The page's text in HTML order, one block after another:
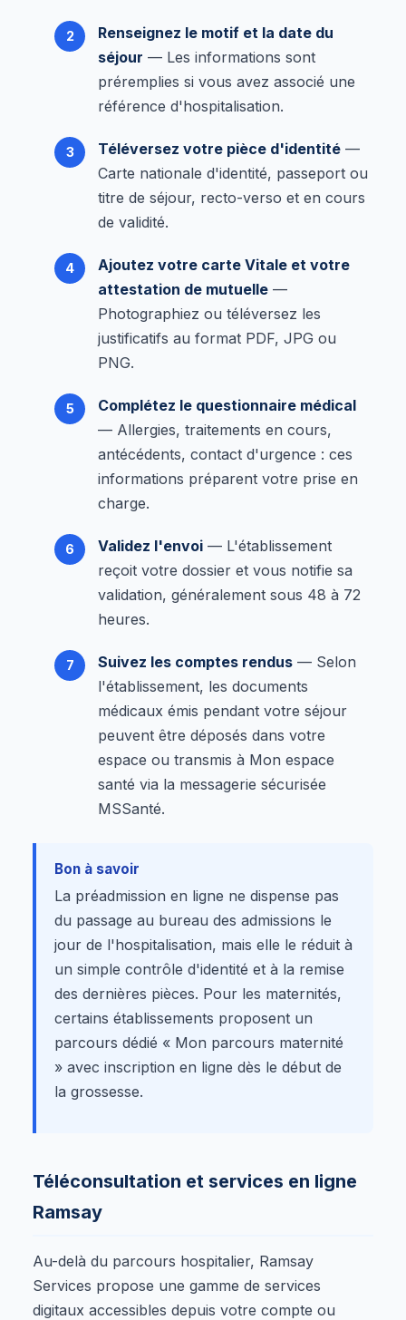
Renseignez le motif et la date du
séjour — Les informations sont
préremplies si vous avez associé une
référence d'hospitalisation.
Téléversez votre pièce d'identité —
Carte nationale d'identité, passeport ou
titre de séjour, recto-verso et en cours
de validité.
Ajoutez votre carte Vitale et votre
attestation de mutuelle —
Photographiez ou téléversez les
justificatifs au format PDF, JPG ou
PNG.
Complétez le questionnaire médical
— Allergies, traitements en cours,
antécédents, contact d'urgence : ces
informations préparent votre prise en
charge.
Validez l'envoi — L'établissement
reçoit votre dossier et vous notifie sa
validation, généralement sous 48 à 72
heures.
Suivez les comptes rendus — Selon
l'établissement, les documents
médicaux émis pendant votre séjour
peuvent être déposés dans votre
espace ou transmis à Mon espace
santé via la messagerie sécurisée
MSSanté.
Bon à savoir
La préadmission en ligne ne dispense pas
du passage au bureau des admissions le
jour de l'hospitalisation, mais elle le réduit à
un simple contrôle d'identité et à la remise
des dernières pièces. Pour les maternités,
certains établissements proposent un
parcours dédié « Mon parcours maternité
» avec inscription en ligne dès le début de
la grossesse.
Téléconsultation et services en ligne
Ramsay
Au-delà du parcours hospitalier, Ramsay
Services propose une gamme de services
digitaux accessibles depuis votre compte ou